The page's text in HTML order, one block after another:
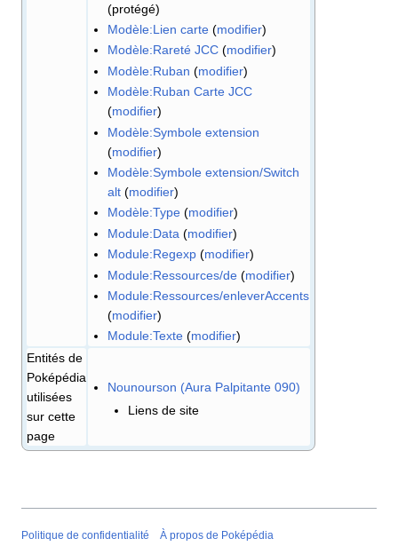
(protégé)
Modèle:Lien carte (modifier)
Modèle:Rareté JCC (modifier)
Modèle:Ruban (modifier)
Modèle:Ruban Carte JCC
(modifier)
Modèle:Symbole extension
(modifier)
Modèle:Symbole extension/Switch
alt (modifier)
Modèle:Type (modifier)
Module:Data (modifier)
Module:Regexp (modifier)
Module:Ressources/de (modifier)
Module:Ressources/enleverAccents
(modifier)
Module:Texte (modifier)
Entités de
Poképédia
utilisées
sur cette
page
Nounourson (Aura Palpitante 090)
Liens de site
Politique de confidentialité À propos de Poképédia